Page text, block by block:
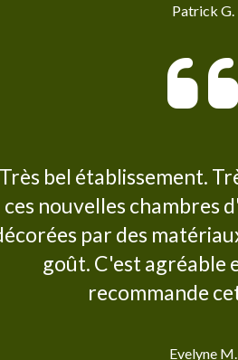
Patrick G.
Très bel établissement.
ces nouvelles chambres
par des
goût. C'est agréable
recommande
Evelyne M.